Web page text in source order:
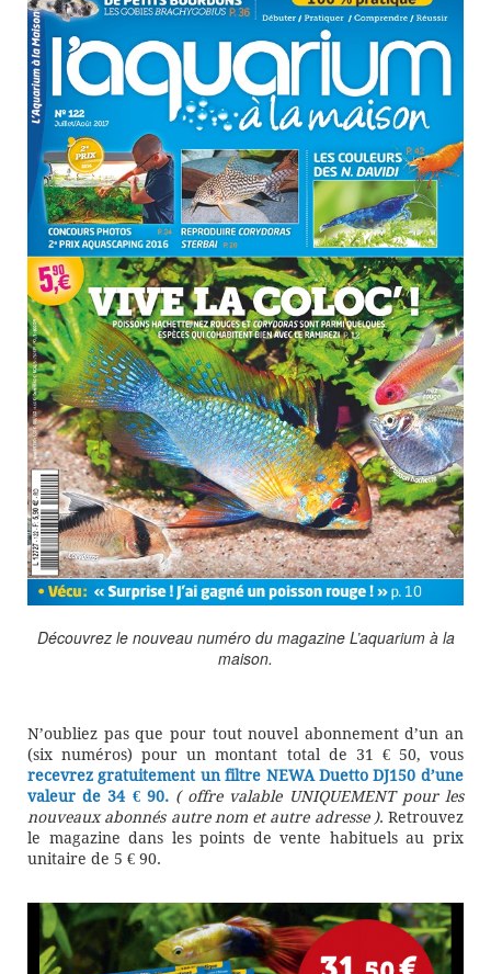
Découvrez le nouveau numéro du magazine L’aquarium à la
maison.
N’oubliez pas que pour tout nouvel abonnement d’un an
(six numéros) pour un montant total de 31 € 50, vous
recevrez gratuitement un filtre NEWA Duetto DJ150 d’une
valeur de 34 € 90. ( offre valable UNIQUEMENT pour les
nouveaux abonnés autre nom et autre adresse ). Retrouvez
le magazine dans les points de vente habituels au prix
unitaire de 5 € 90.